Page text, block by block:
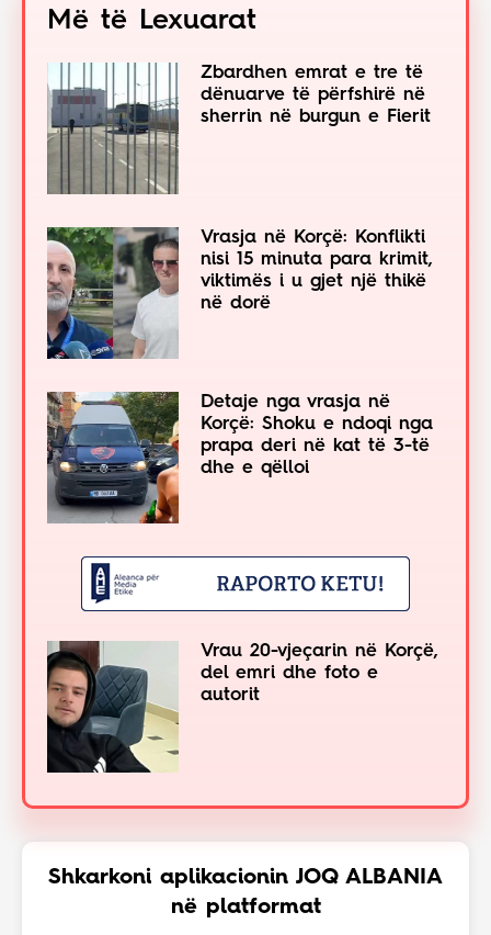
Më të Lexuarat
Zbardhen emrat e tre të
dënuarve të përfshirë në
sherrin në burgun e Fierit
Vrasja në Korçë: Konflikti
nisi 15 minuta para krimit,
viktimës i u gjet një thikë
në dorë
Detaje nga vrasja në
Korçë: Shoku e ndoqi nga
prapa deri në kat të 3-të
dhe e qëlloi
Vrau 20-vjeçarin në Korçë,
del emri dhe foto e
autorit
Shkarkoni aplikacionin JOQ ALBANIA
në platformat